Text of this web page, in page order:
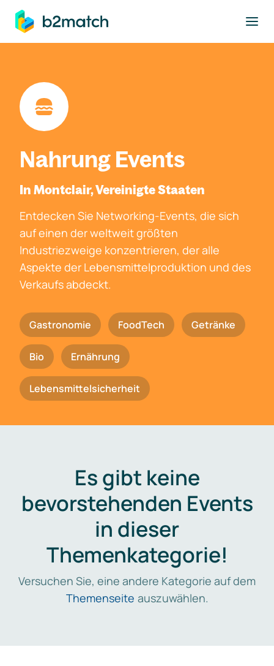
springen
Nahrung Events
In Montclair, Vereinigte Staaten
Entdecken Sie Networking-Events, die sich
auf einen der weltweit größten
Industriezweige konzentrieren, der alle
Aspekte der Lebensmittelproduktion und des
Verkaufs abdeckt.
Gastronomie FoodTech Getränke
Bio Ernährung
Lebensmittelsicherheit
Es gibt keine
bevorstehenden Events
in dieser
Themenkategorie!
Versuchen Sie, eine andere Kategorie auf dem
Themenseite auszuwählen.